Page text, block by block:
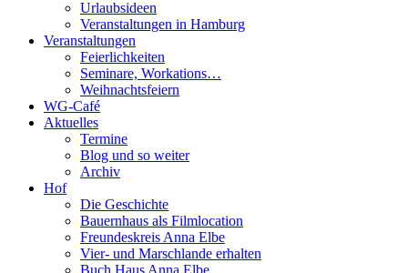
Urlaubsideen
Veranstaltungen in Hamburg
Veranstaltungen
Feierlichkeiten
Seminare, Workations…
Weihnachtsfeiern
WG-Café
Aktuelles
Termine
Blog und so weiter
Archiv
Hof
Die Geschichte
Bauernhaus als Filmlocation
Freundeskreis Anna Elbe
Vier- und Marschlande erhalten
Buch Haus Anna Elbe